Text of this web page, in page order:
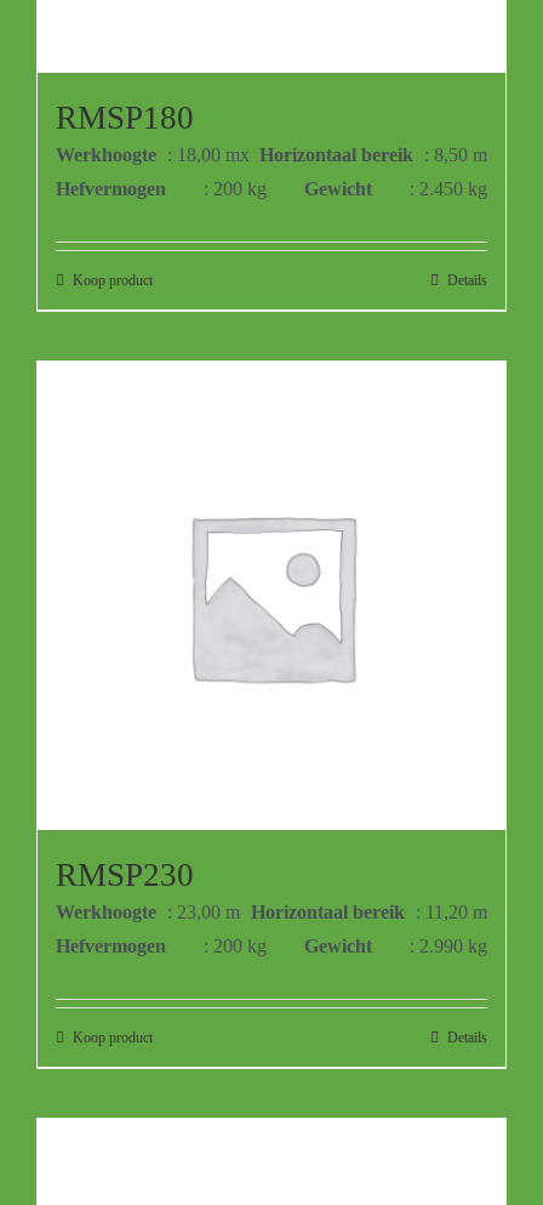
RMSP180
Werkhoogte : 18,00 mx Horizontaal bereik
: 8,50 m
Hefvermogen
: 200 kg Gewicht : 2.450 kg
Koop product Details
RMSP230
Werkhoogte : 23,00 m Horizontaal bereik
: 11,20 m
Hefvermogen
: 200 kg Gewicht : 2.990 kg
Koop product Details